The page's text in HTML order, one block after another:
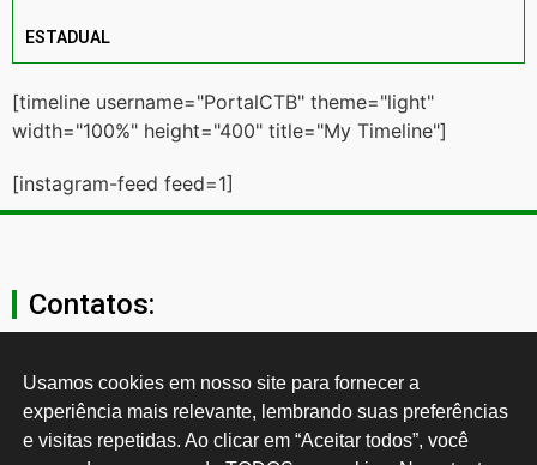
ESTADUAL
[timeline username="PortalCTB" theme="light"
width="100%" height="400" title="My Timeline"]
[instagram-feed feed=1]
Contatos:
secgeral@ctb.org.br
11 3874-0040
Usamos cookies em nosso site para fornecer a
experiência mais relevante, lembrando suas preferências
e visitas repetidas. Ao clicar em “Aceitar todos”, você